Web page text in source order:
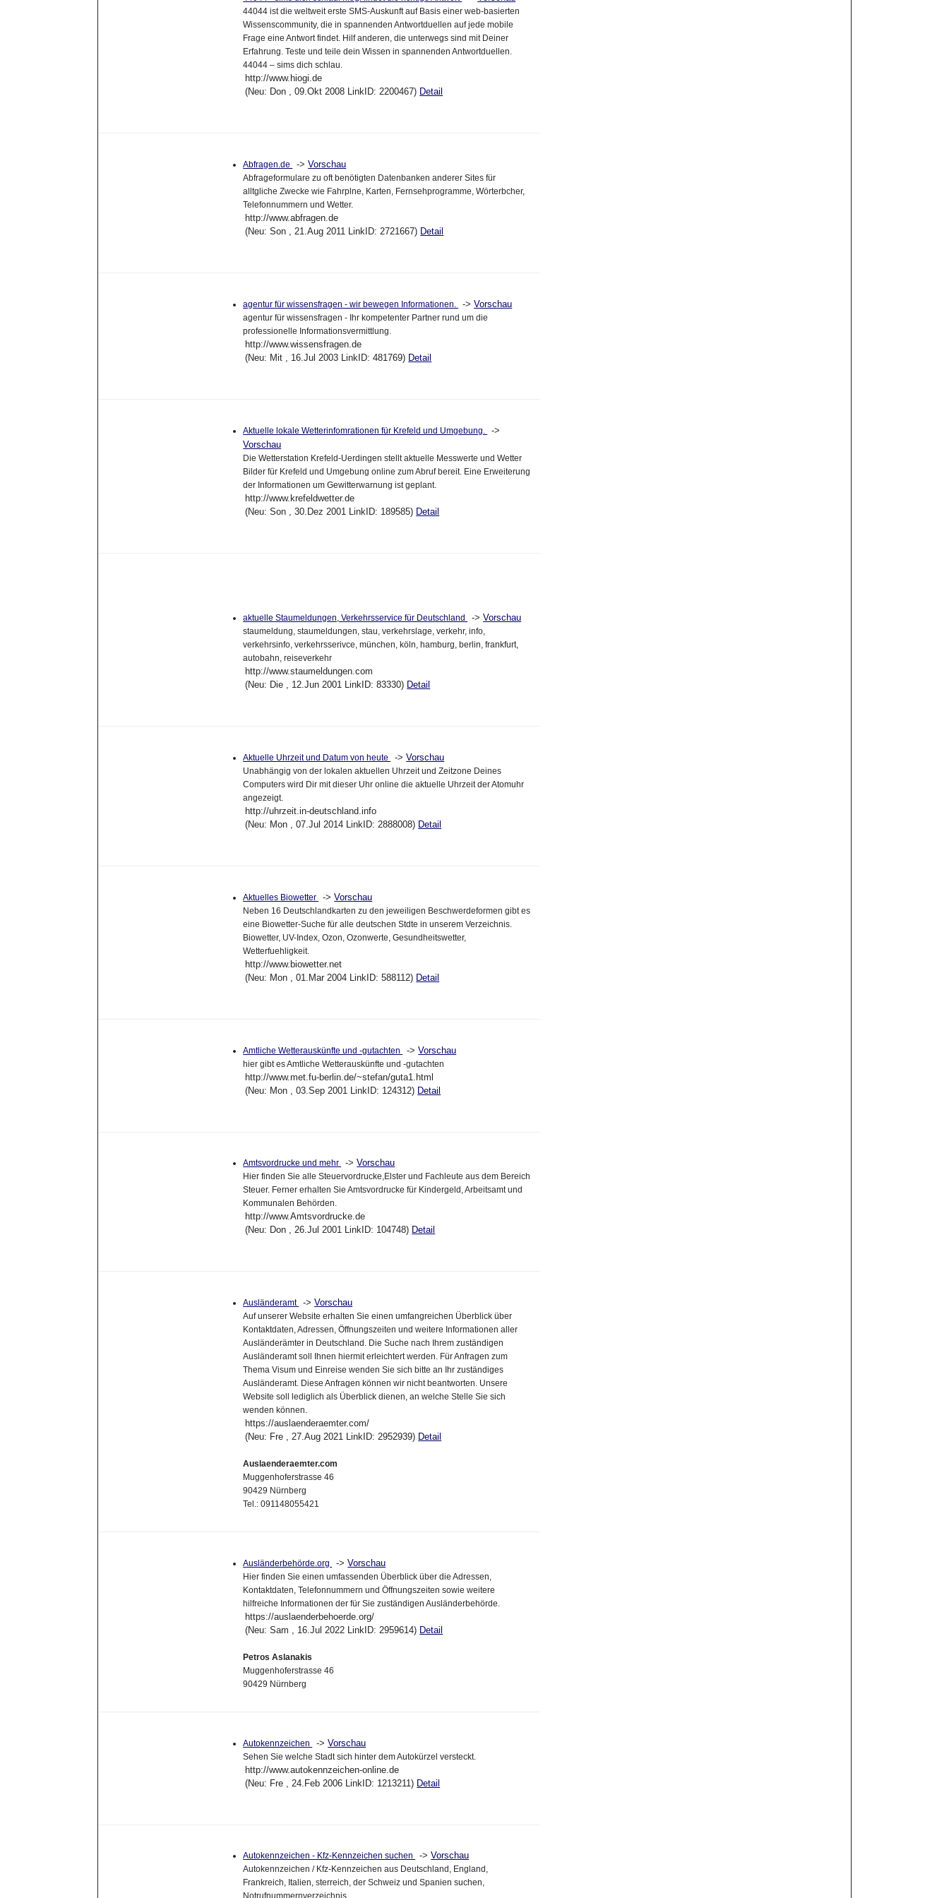
44044 ist die weltweit erste SMS-Auskunft auf Basis einer web-basierten
Wissenscommunity, die in spannenden Antwortduellen auf jede mobile
Frage eine Antwort findet. Hilf anderen, die unterwegs sind mit Deiner
Erfahrung. Teste und teile dein Wissen in spannenden Antwortduellen.
44044 – sims dich schlau.
http://www.hiogi.de
(Neu: Don , 09.Okt 2008 LinkID: 2200467) Detail
Abfragen.de ->Vorschau
Abfrageformulare zu oft benötigten Datenbanken anderer Sites für
alltgliche Zwecke wie Fahrplne, Karten, Fernsehprogramme, Wörterbcher,
Telefonnummern und Wetter.
http://www.abfragen.de
(Neu: Son , 21.Aug 2011 LinkID: 2721667) Detail
agentur für wissensfragen - wir bewegen Informationen. ->Vorschau
agentur für wissensfragen - Ihr kompetenter Partner rund um die
professionelle Informationsvermittlung.
http://www.wissensfragen.de
(Neu: Mit , 16.Jul 2003 LinkID: 481769) Detail
Aktuelle lokale Wetterinfomrationen für Krefeld und Umgebung.
->
Vorschau
Die Wetterstation Krefeld-Uerdingen stellt aktuelle Messwerte und Wetter
Bilder für Krefeld und Umgebung online zum Abruf bereit. Eine Erweiterung
der Informationen um Gewitterwarnung ist geplant.
http://www.krefeldwetter.de
(Neu: Son , 30.Dez 2001 LinkID: 189585) Detail
aktuelle Staumeldungen, Verkehrsservice für Deutschland ->Vorschau
staumeldung, staumeldungen, stau, verkehrslage, verkehr, info,
verkehrsinfo, verkehrsserivce, münchen, köln, hamburg, berlin, frankfurt,
autobahn, reiseverkehr
http://www.staumeldungen.com
(Neu: Die , 12.Jun 2001 LinkID: 83330) Detail
Aktuelle Uhrzeit und Datum von heute ->Vorschau
Unabhängig von der lokalen aktuellen Uhrzeit und Zeitzone Deines
Computers wird Dir mit dieser Uhr online die aktuelle Uhrzeit der Atomuhr
angezeigt.
http://uhrzeit.in-deutschland.info
(Neu: Mon , 07.Jul 2014 LinkID: 2888008) Detail
Aktuelles Biowetter ->Vorschau
Neben 16 Deutschlandkarten zu den jeweiligen Beschwerdeformen gibt es
eine Biowetter-Suche für alle deutschen Stdte in unserem Verzeichnis.
Biowetter, UV-Index, Ozon, Ozonwerte, Gesundheitswetter,
Wetterfuehligkeit.
http://www.biowetter.net
(Neu: Mon , 01.Mar 2004 LinkID: 588112) Detail
Amtliche Wetterauskünfte und -gutachten ->Vorschau
hier gibt es Amtliche Wetterauskünfte und -gutachten
http://www.met.fu-berlin.de/~stefan/guta1.html
(Neu: Mon , 03.Sep 2001 LinkID: 124312) Detail
Amtsvordrucke und mehr ->Vorschau
Hier finden Sie alle Steuervordrucke,Elster und Fachleute aus dem Bereich
Steuer. Ferner erhalten Sie Amtsvordrucke für Kindergeld, Arbeitsamt und
Kommunalen Behörden.
http://www.Amtsvordrucke.de
(Neu: Don , 26.Jul 2001 LinkID: 104748) Detail
Ausländeramt ->Vorschau
Auf unserer Website erhalten Sie einen umfangreichen Überblick über
Kontaktdaten, Adressen, Öffnungszeiten und weitere Informationen aller
Ausländerämter in Deutschland. Die Suche nach Ihrem zuständigen
Ausländeramt soll Ihnen hiermit erleichtert werden. Für Anfragen zum
Thema Visum und Einreise wenden Sie sich bitte an Ihr zuständiges
Ausländeramt. Diese Anfragen können wir nicht beantworten. Unsere
Website soll lediglich als Überblick dienen, an welche Stelle Sie sich
wenden können.
https://auslaenderaemter.com/
(Neu: Fre , 27.Aug 2021 LinkID: 2952939) Detail
Auslaenderaemter.com
Muggenhoferstrasse 46
90429 Nürnberg
Tel.: 091148055421
Ausländerbehörde.org ->Vorschau
Hier finden Sie einen umfassenden Überblick über die Adressen,
Kontaktdaten, Telefonnummern und Öffnungszeiten sowie weitere
hilfreiche Informationen der für Sie zuständigen Ausländerbehörde.
https://auslaenderbehoerde.org/
(Neu: Sam , 16.Jul 2022 LinkID: 2959614) Detail
Petros Aslanakis
Muggenhoferstrasse 46
90429 Nürnberg
Autokennzeichen ->Vorschau
Sehen Sie welche Stadt sich hinter dem Autokürzel versteckt.
http://www.autokennzeichen-online.de
(Neu: Fre , 24.Feb 2006 LinkID: 1213211) Detail
Autokennzeichen - Kfz-Kennzeichen suchen ->Vorschau
Autokennzeichen / Kfz-Kennzeichen aus Deutschland, England,
Frankreich, Italien, sterreich, der Schweiz und Spanien suchen,